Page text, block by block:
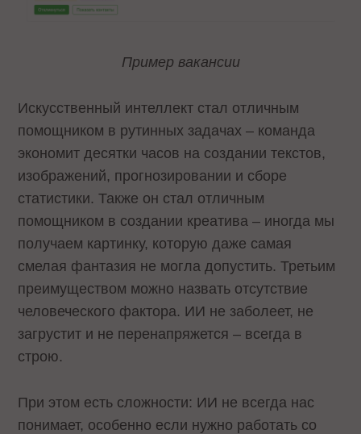
Пример вакансии
Искусственный интеллект стал отличным
помощником в рутинных задачах – команда
экономит десятки часов на создании текстов,
изображений, прогнозировании и сборе
статистики. Также он стал отличным
помощником в создании креатива – иногда мы
получаем картинку, которую даже самая
смелая фантазия не могла допустить. Третьим
преимуществом можно назвать отсутствие
человеческого фактора. ИИ не заболеет, не
загрустит и не перенапряжется – всегда в
строю.
При этом есть сложности: ИИ не всегда нас
понимает, особенно если нужно работать со